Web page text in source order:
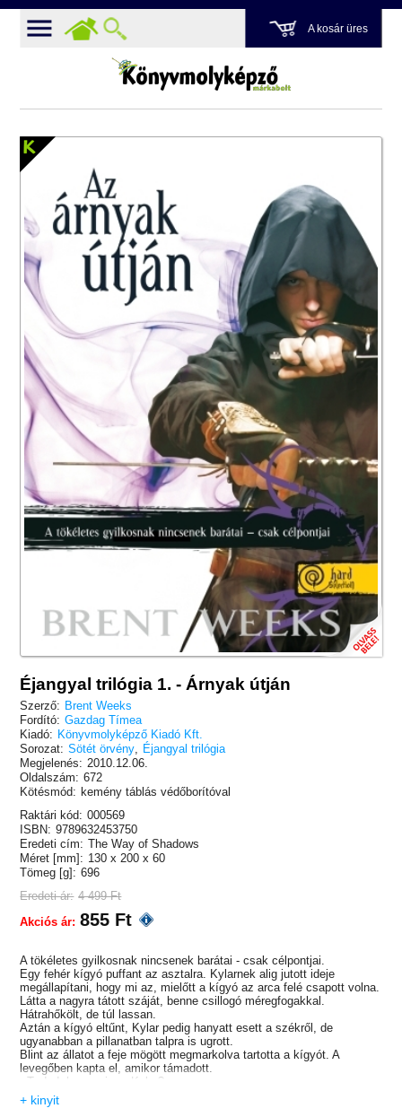
A kosár üres
Éjangyal trilógia 1. - Árnyak útján
Szerző: Brent Weeks
Fordító: Gazdag Tímea
Kiadó: Könyvmolyképző Kiadó Kft.
Sorozat: Sötét örvény
Éjangyal trilógia
Megjelenés: 2010.12.06.
Oldalszám: 672
Kötésmód: kemény táblás védőborítóval
Raktári kód: 000569
ISBN: 9789632453750
Eredeti cím: The Way of Shadows
Méret [mm]: 130 x 200 x 60
Tömeg [g]: 696
Eredeti ár: 4 499 Ft
Akciós ár: 855 Ft
A tökéletes gyilkosnak nincsenek barátai - csak célpontjai.
Egy fehér kígyó puffant az asztalra. Kylarnek alig jutott ideje
megállapítani, hogy mi az, mielőtt a kígyó az arca felé csapott volna.
Látta a nagyra tátott száját, benne csillogó méregfogakkal.
Hátrahőkölt, de túl lassan.
Aztán a kígyó eltűnt, Kylar pedig hanyatt esett a székről, de
ugyanabban a pillanatban talpra is ugrott.
Blint az állatot a feje mögött megmarkolva tartotta a kígyót. A
levegőben kapta el, amikor támadott.
- Tudod, hogy mi ez, Kylar?
- Fehér áspisvipera. - A világ egyik leghalálosabb kígyója volt. Kicsik
voltak, ritkán nőttek nagyobbra, mint egy ember alkarja, de akit
+ kinyit